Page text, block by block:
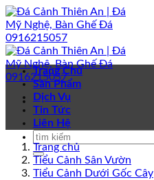
Bỏ
qua
nội
dung
Trang Chủ
Sản Phẩm
Dịch Vụ
Tin Tức
Liên Hệ
Trang chủ
Tiểu Cảnh Sân Vườn
Tiểu Cảnh Dưới Gốc Cây